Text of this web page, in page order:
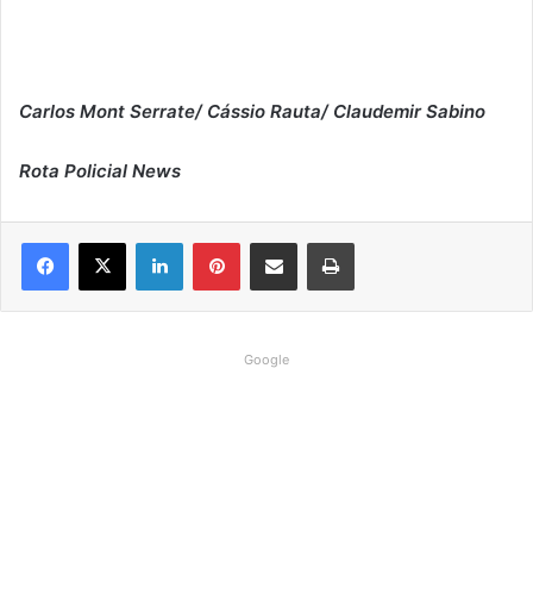
Carlos Mont Serrate/ Cássio Rauta/ Claudemir Sabino
Rota Policial News
Google